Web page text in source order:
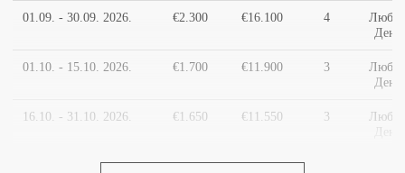
01.09. - 30.09. 2026. €2.300 €16.100 4
День
01.10. - 15.10. 2026. €1.700 €11.900 3
День
16.10. - 31.10. 2026. €1.650 €11.550 3
День